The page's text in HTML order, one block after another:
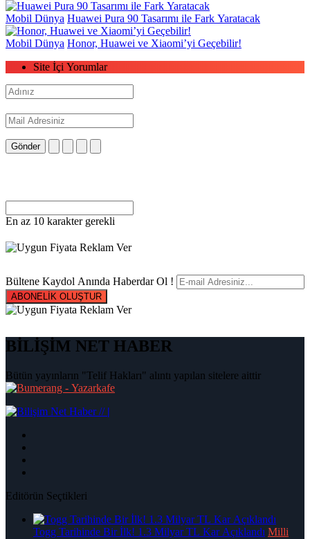
Mobil Dünya Huawei Pura 90 Tasarımı ile Fark Yaratacak
Mobil Dünya Honor, Huawei ve Xiaomi’yi Geçebilir!
Site İçi Yorumlar
Gönder
En az 10 karakter gerekli
Bültene Kaydol Anında Haberdar Ol !
ABONELİK OLUŞTUR
BİLİŞİM NET HABER
Bütün yayınların "Telif Hakları" alıntı yapılan sitelere aittir
|
Editörün Seçtikleri
Togg Tarihinde Bir İlk! 1.3 Milyar TL Kar Açıklandı Milli